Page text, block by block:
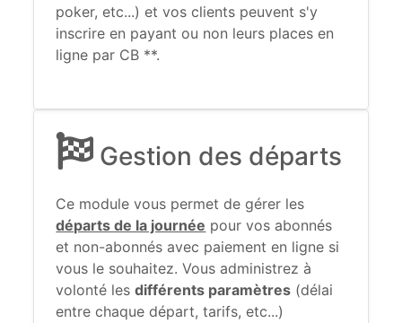
poker, etc...) et vos clients peuvent s'y
inscrire en payant ou non leurs places en
ligne par CB **.
Gestion des départs
Ce module vous permet de gérer les
départs de la journée pour vos abonnés
et non-abonnés avec paiement en ligne si
vous le souhaitez. Vous administrez à
volonté lesdifférents paramètres (délai
entre chaque départ, tarifs, etc...)